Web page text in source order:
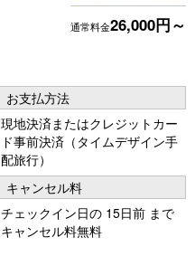
通常料金26,000円～
お支払方法
現地決済またはクレジットカー
ド事前決済（タイムデザイン手
配旅行）
キャンセル料
チェックイン日の 15日前 まで
キャンセル料無料